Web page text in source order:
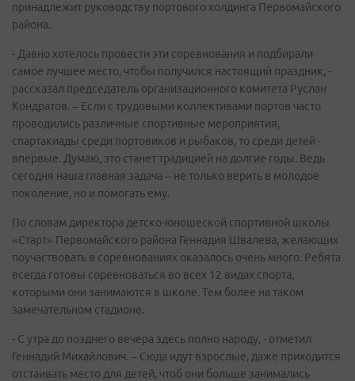
принадлежит руководству портового холдинга Первомайского
района.
- Давно хотелось провести эти соревнования и подбирали
самое лучшее место, чтобы получился настоящий праздник, -
рассказал председатель организационного комитета Руслан
Кондратов. – Если с трудовыми коллективами портов часто
проводились различные спортивные мероприятия,
спартакиады среди портовиков и рыбаков, то среди детей -
впервые. Думаю, это станет традицией на долгие годы. Ведь
сегодня наша главная задача – не только верить в молодое
поколение, но и помогать ему.
По словам директора детско-юношеской спортивной школы
«Старт» Первомайского района Геннадия Швалева, желающих
поучаствовать в соревнованиях оказалось очень много. Ребята
всегда готовы соревноваться во всех 12 видах спорта,
которыми они занимаются в школе. Тем более на таком
замечательном стадионе.
- С утра до позднего вечера здесь полно народу, - отметил
Геннадий Михайлович. – Сюда идут взрослые, даже приходится
отстаивать место для детей, чтоб они больше занимались